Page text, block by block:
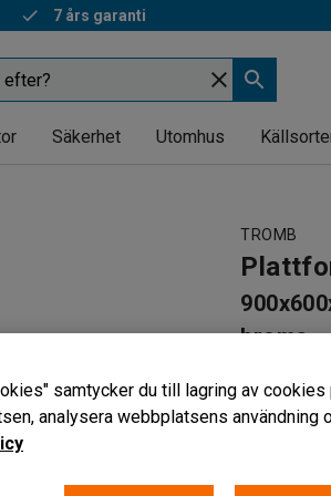
7 års garanti
Säkerhet Utomhus
TROMB
broms
Hög
samtycker du till lagring av
analysera webbplatsens användning